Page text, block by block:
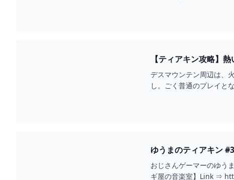
【ティアキン攻略】
デスマウンテン周辺は、
し。ごく普通のプレイと
おじさんゲーマーのゆうま
ギ屋の音楽室】Link ⇒